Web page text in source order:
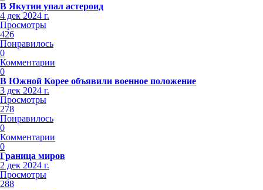
В Якутии упал астероид
4 дек 2024 г.
Просмотры
426
Понравилось
0
Комментарии
0
В Южной Корее объявили военное положение
3 дек 2024 г.
Просмотры
278
Понравилось
0
Комментарии
0
Граница миров
2 дек 2024 г.
Просмотры
288